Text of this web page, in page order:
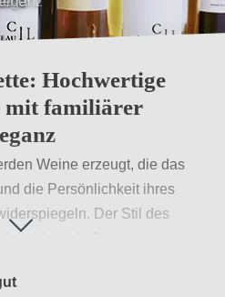
Hochwertige
mit familiärer
Weine erzeugt, die das
die Persönlichkeit ihres
Der Stil des
Leidenschaft,
dabei ganz bewusst den